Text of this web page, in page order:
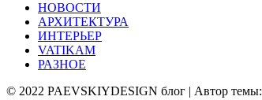
НОВОСТИ
АРХИТЕКТУРА
ИНТЕРЬЕР
VATIKAM
РАЗНОЕ
© 2022 PAEVSKIYDESIGN блог | Автор темы: